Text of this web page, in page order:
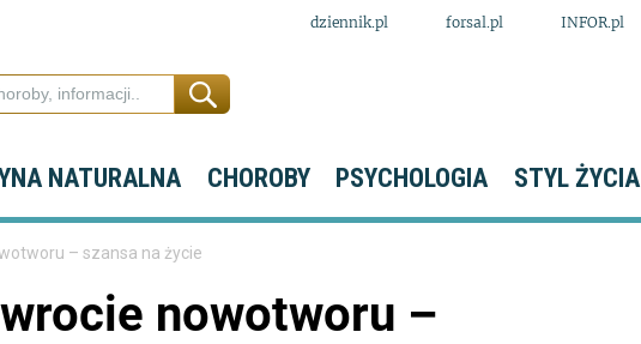
dziennik.pl forsal.pl INFOR.pl
NATURALNA CHOROBY PSYCHOLOGIA STYL ŻYCIA
– szansa na życie
nowotworu –